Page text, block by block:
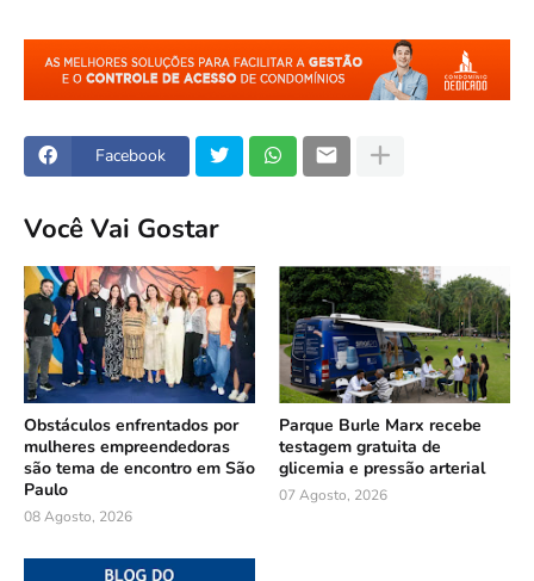
Facebook
Você Vai Gostar
Obstáculos enfrentados por
mulheres empreendedoras
são tema de encontro em São
Paulo
08 Agosto, 2026
Parque Burle Marx recebe
testagem gratuita de
glicemia e pressão arterial
07 Agosto, 2026